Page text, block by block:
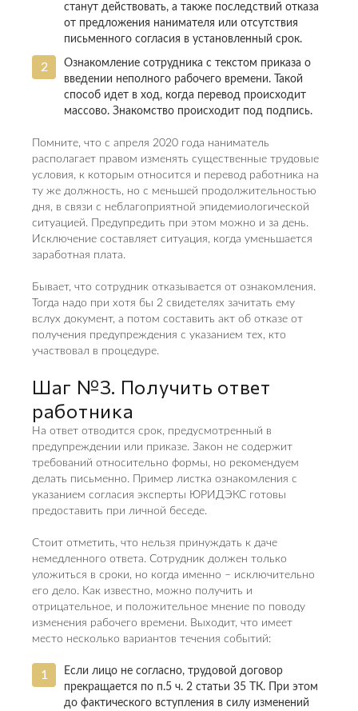
станут действовать, а также последствий отказа
от предложения нанимателя или отсутствия
письменного согласия в установленный срок.
Ознакомление сотрудника с текстом приказа о
введении неполного рабочего времени. Такой
способ идет в ход, когда перевод происходит
массово. Знакомство происходит под подпись.
Помните, что с апреля 2020 года наниматель
располагает правом изменять существенные трудовые
условия, к которым относится и перевод работника на
ту же должность, но с меньшей продолжительностью
дня, в связи с неблагоприятной эпидемиологической
ситуацией. Предупредить при этом можно и за день.
Исключение составляет ситуация, когда уменьшается
заработная плата.
Бывает, что сотрудник отказывается от ознакомления.
Тогда надо при хотя бы 2 свидетелях зачитать ему
вслух документ, а потом составить акт об отказе от
получения предупреждения с указанием тех, кто
участвовал в процедуре.
Шаг №3. Получить ответ
работника
На ответ отводится срок, предусмотренный в
предупреждении или приказе. Закон не содержит
требований относительно формы, но рекомендуем
делать письменно. Пример листка ознакомления с
указанием согласия эксперты ЮРИДЭКС готовы
предоставить при личной беседе.
Стоит отметить, что нельзя принуждать к даче
немедленного ответа. Сотрудник должен только
уложиться в сроки, но когда именно – исключительно
его дело. Как известно, можно получить и
отрицательное, и положительное мнение по поводу
изменения рабочего времени. Выходит, что имеет
место несколько вариантов течения событий:
Если лицо не согласно, трудовой договор
прекращается по п.5 ч. 2 статьи 35 ТК. При этом
до фактического вступления в силу изменений